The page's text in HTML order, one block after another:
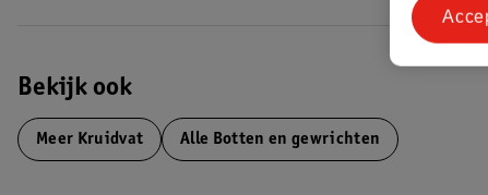
Bekijk ook
Meer Kruidvat Alle Botten en gewrichten